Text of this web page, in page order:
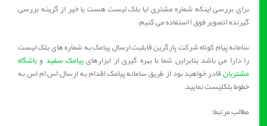
برای بررسی اینکه شماره مشتری ایا بلک لیست هست یا خیر از گزینه بررسی
گیرنده (تصویر فوق) استفاده می کنیم.
سامانه پیام کوتاه شرکت پارگرین قابلیت ارسال پیامک به شماره های بلک لیست
را دارا می باشد بنابراین شما با بهره گیری از ابزارهایپیامک سفیدو باشگاه
مشتریانقادر خواهید بود از طریق سامانه پیامک اقدام به ارسال اس ام اس به
خطوط بلکلیست نمایید.
مطالب مرتبط: